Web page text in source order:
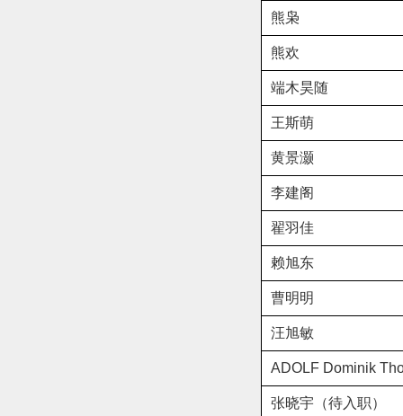
熊枭
熊欢
端木昊随
王斯萌
黄景灏
李建阁
翟羽佳
赖旭东
曹明明
汪旭敏
ADOLF Dominik
张晓宇（待入职）